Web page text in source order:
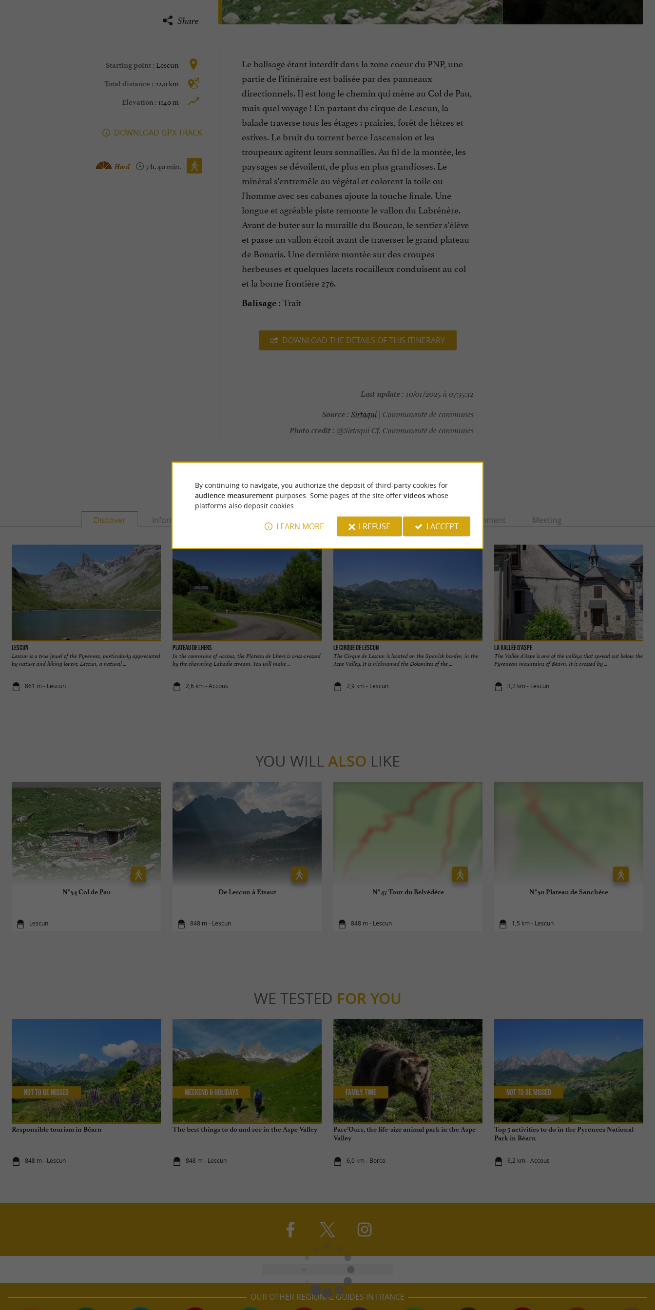
Share
Starting point : Lescun
Total distance : 22,0 km
Elevation : 1140 m
DOWNLOAD GPX TRACK
Walking :
7 h. 40 min.
Hard
Le balisage étant interdit dans la zone coeur du PNP, une
partie de l'itinéraire est balisée par des panneaux
directionnels. Il est long le chemin qui mène au Col de Pau,
mais quel voyage ! En partant du cirque de Lescun, la
balade traverse tous les étages : prairies, forêt de hêtres et
estives. Le bruit du torrent berce l'ascension et les
troupeaux agitent leurs sonnailles. Au fil de la montée, les
paysages se dévoilent, de plus en plus grandioses. Le
minéral s'entremêle au végétal et colorent la toile ou
l'homme avec ses cabanes ajoute la touche finale. Une
longue et agréable piste remonte le vallon du Labrénère.
Avant de buter sur la muraille du Boucau, le sentier s'élève
et passe un vallon étroit avant de traverser le grand plateau
de Bonaris. Une dernière montée sur des croupes
herbeuses et quelques lacets rocailleux conduisent au col
et la borne frontière 276.
Balisage : Trait
DOWNLOAD THE DETAILS OF THIS ITINERARY
Last update : 10/01/2025 à 07:35:32
Source : Sirtaqui| Communauté de communes
Photo credit : @Sirtaqui Cf. Communauté de communes
YOU WILL LIKEALSO
Discover Information Accommodation Eating & Drinking Tasting Entertainment Meeting
Lescun
Lescun is a true jewel of the Pyrenees, particularly appreciated
by nature and hiking lovers. Lescun, a natural ...
861 m - Lescun
Plateau de Lhers
In the commune of Accous, the Plateau de Lhers is criss-crossed
by the charming Labadie stream. You will make ...
2,6 km - Accous
Le Cirque de Lescun
The Cirque de Lescun is located on the Spanish border, in the
Aspe Valley. It is nicknamed the Dolomites of the ...
2,9 km - Lescun
La Vallée d'Aspe
The Vallée d'Aspe is one of the valleys that spread out below the
Pyrenean mountains of Béarn. It is crossed by ...
3,2 km - Lescun
YOU WILL ALSO LIKE
N°54 Col de Pau
Lescun
De Lescun à Etsaut
848 m - Lescun
N°47 Tour du Belvédère
848 m - Lescun
N°50 Plateau de Sanchèse
1,5 km - Lescun
WE TESTED FOR YOU
Responsible tourism in Béarn
848 m - Lescun
Not to be missed
The best things to do and see in the Aspe Valley
848 m - Lescun
Weekend & Holidays
Parc’Ours, the life-size animal park in the Aspe
Valley
6,0 km - Borce
Family Time
Top 5 activities to do in the Pyrenees National
Park in Béarn
6,2 km - Accous
Not to be missed
OUR OTHER REGIONAL GUIDES IN FRANCE
By continuing to navigate, you authorize the deposit of third-party cookies for
audience measurement purposes. Some pages of the site offer videoswhose
platforms also deposit cookies.
LEARN MORE I REFUSE I ACCEPT